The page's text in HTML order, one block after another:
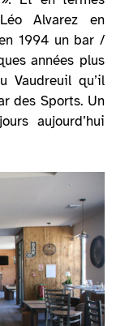
Alvarez en
1994 un bar /
années plus
Vaudreuil qu’il
des Sports. Un
aujourd’hui